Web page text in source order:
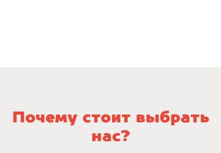
Почему стоит выбрать
нас?